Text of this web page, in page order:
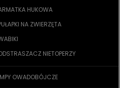
HUKOWA
NA ZWIERZĘTA
NIETOPERZY
OWADOBÓJCZE